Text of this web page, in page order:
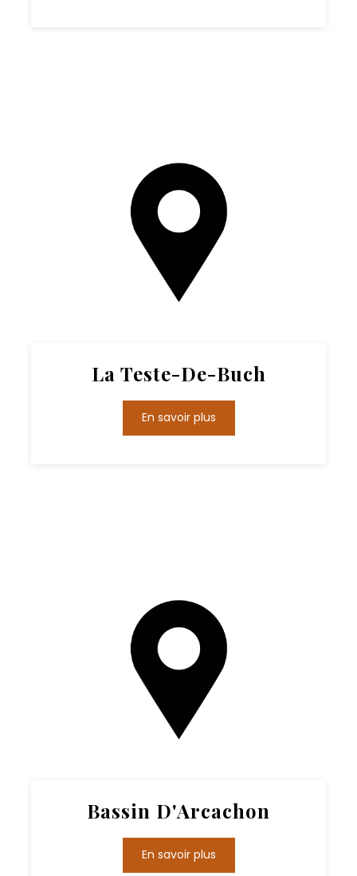
La Teste-De-Buch
En savoir plus
Bassin D'Arcachon
En savoir plus